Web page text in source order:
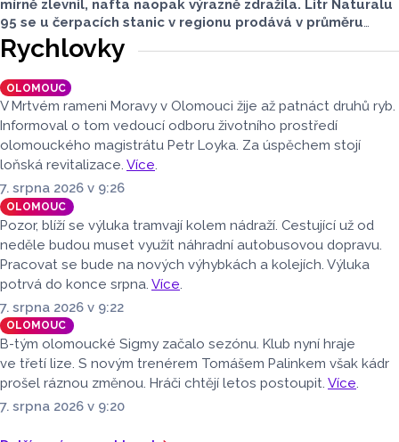
mírně zlevnil, nafta naopak výrazně zdražila. Litr Naturalu
95 se u čerpacích stanic v regionu prodává v průměru
za 42,27 koruny, před týdnem byl o deset haléřů dražší.
O 84 haléřů zdražila nafta, za litr teď řidiči dají průměrně
44,84 koruny. Podle údajů společnosti CCS, která ceny
sleduje, je benzin v současnosti o 7,73 koruny dražší než
před rokem, za naftu tehdy motoristé platili o 11,31
koruny méně.
Rychlovky
OLOMOUC
V Mrtvém rameni Moravy v Olomouci žije až patnáct druhů ryb.
Informoval o tom vedoucí odboru životního prostředí
olomouckého magistrátu Petr Loyka. Za úspěchem stojí
loňská revitalizace. Více.
7. srpna 2026 v 9:26
OLOMOUC
Pozor, blíží se výluka tramvají kolem nádraží. Cestující už od
neděle budou muset využít náhradní autobusovou dopravu.
Pracovat se bude na nových výhybkách a kolejích. Výluka
potrvá do konce srpna. Více
7. srpna 2026 v 9:22
OLOMOUC
B-tým olomoucké Sigmy začalo sezónu. Klub nyní hraje
ve třetí lize. S novým trenérem Tomášem Palinkem však kádr
prošel ráznou změnou. Hráči chtějí letos postoupit. Více.
7. srpna 2026 v 9:20